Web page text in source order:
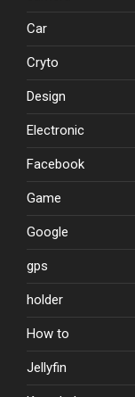
Car
Cryto
Design
Electronic
Facebook
Game
Google
gps
holder
How to
Jellyfin